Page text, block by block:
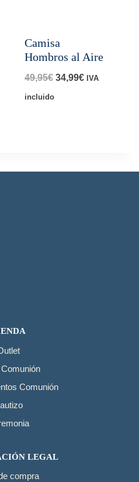
Camisa
Hombros al Aire
49,95€ El
34,99€El
IVA
incluido
Comunión
LEGAL
compra